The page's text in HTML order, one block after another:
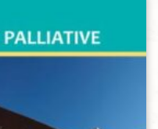
alla lista dei desideri